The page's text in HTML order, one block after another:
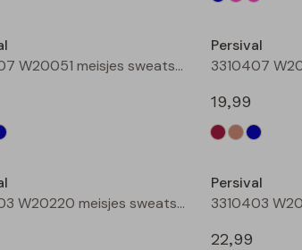
3310407 W20051 meisjes sweatshirt Bordeaux
Persival
19,99
3310403 W20220 meisjes sweatshirt Bruin donker
Persival
22,99